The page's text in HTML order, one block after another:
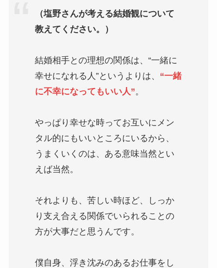
（塩野さんが考える結婚観について
教えてください。）
結婚相手との理想の関係は、“一緒に
幸せになれる人”というよりは、 “一緒
に不幸になってもいい人”。
やっぱり幸せな時ってお互いにメン
タル的にもいいところにいるから、
うまくいくのは、ある意味当然とい
えば当然。
それよりも、苦しい時ほど、しっか
り支え合える関係でいられることの
方が大事だと思うんです。
僕自身、浮き沈みのあるお仕事をし